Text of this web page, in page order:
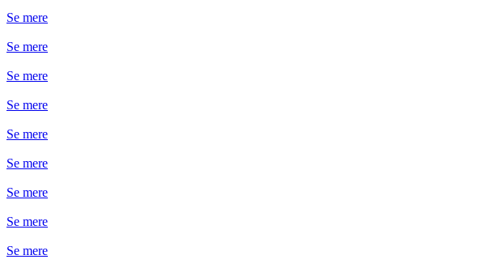
Se mere
Se mere
Se mere
Se mere
Se mere
Se mere
Se mere
Se mere
Se mere